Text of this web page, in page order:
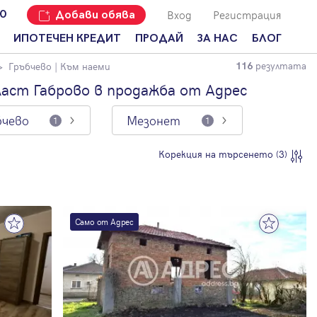
Добави обява Вход Регистрация
ИПОТЕЧЕН КРЕДИТ ПРОДАЙ
Защо да
продам
имот с
ЗА НАС
Наши офиси
Кариери
Кои сме ние?
Мениджмънт
Често
задавани
въпроси
БЛОГ
За продавачи
За купувачи
кредитиране
За
наематели
Анализ на
пазара
Новини
Гръбчево | Към наеми 116 резултата
Габрово в продажба от Адрес
1 Мезонет 1
Корекция на търсенето (3)
Само от Адрес